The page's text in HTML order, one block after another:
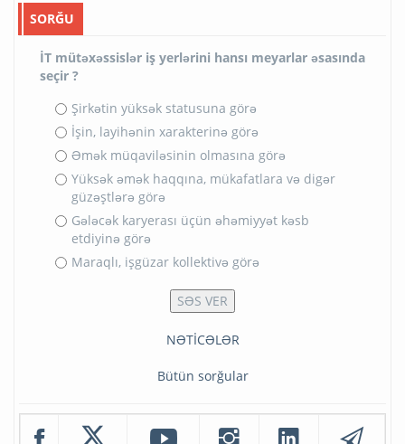
SORĞU
İT mütəxəssislər iş yerlərini hansı meyarlar əsasında
seçir ?
Şirkətin yüksək statusuna görə
İşin, layihənin xarakterinə görə
Əmək müqaviləsinin olmasına görə
Yüksək əmək haqqına, mükafatlara və digər
güzəştlərə görə
Gələcək karyerası üçün əhəmiyyət kəsb
etdiyinə görə
Maraqlı, işgüzar kollektivə görə
NƏTİCƏLƏR
Bütün sorğular